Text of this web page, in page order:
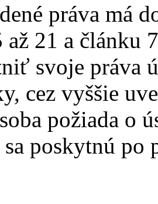
práva má
21 a článku
svoje práva
cez vyššie
požiada o
poskytnú po